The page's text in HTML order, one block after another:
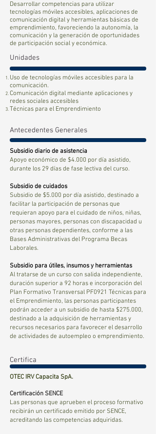
Desarrollar competencias para utilizar
tecnologías móviles accesibles, aplicaciones de
comunicación digital y herramientas básicas de
emprendimiento, favoreciendo la autonomía, la
comunicación y la generación de oportunidades
de participación social y económica.
Unidades
Uso de tecnologías móviles accesibles para la
comunicación.
Comunicación digital mediante aplicaciones y
redes sociales accesibles
Técnicas para el Emprendimiento
Antecedentes Generales
Subsidio diario de asistencia
Apoyo económico de $4.000 por día asistido,
durante los 29 días de fase lectiva del curso.
Subsidio de cuidados
Subsidio de $5.000 por día asistido, destinado a
facilitar la participación de personas que
requieran apoyo para el cuidado de niños, niñas,
personas mayores, personas con discapacidad u
otras personas dependientes, conforme a las
Bases Administrativas del Programa Becas
Laborales.
Subsidio para útiles, insumos y herramientas
Al tratarse de un curso con salida independiente,
duración superior a 92 horas e incorporación del
Plan Formativo Transversal PF0921 Técnicas para
el Emprendimiento, las personas participantes
podrán acceder a un subsidio de hasta $275.000,
destinado a la adquisición de herramientas y
recursos necesarios para favorecer el desarrollo
de actividades de autoempleo o emprendimiento.
Certifica
​OTEC IRV Capacita SpA.
Certificación SENCE
Las personas que aprueben el proceso formativo
recibirán un certificado emitido por SENCE,
acreditando las competencias adquiridas.